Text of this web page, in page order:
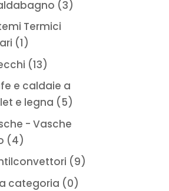
(3)
Termici
(1)
(13)
e caldaie a
e legna (5)
- Vasche
(4)
(9)
categoria (0)